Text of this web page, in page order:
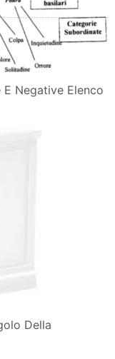
Negative Elenco
Della